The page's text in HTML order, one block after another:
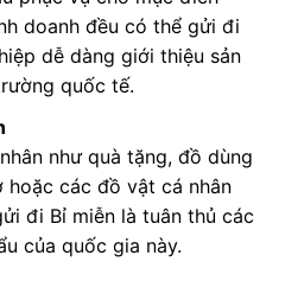
doanh đều có thể gửi đi
dễ dàng giới thiệu sản
quốc tế.
như quà tặng, đồ dùng
hoặc các đồ vật cá nhân
đi Bỉ miễn là tuân thủ các
của quốc gia này.